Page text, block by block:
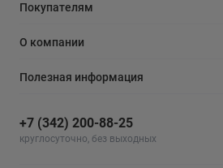
Покупателям
О компании
Полезная информация
+7 (342) 200-88-25
круглосуточно, без выходных